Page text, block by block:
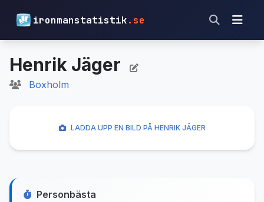
ironmanstatistik.se
Henrik Jäger
Boxholm
Personbästa
LADDA UPP EN BILD PÅ HENRIK JÄGER